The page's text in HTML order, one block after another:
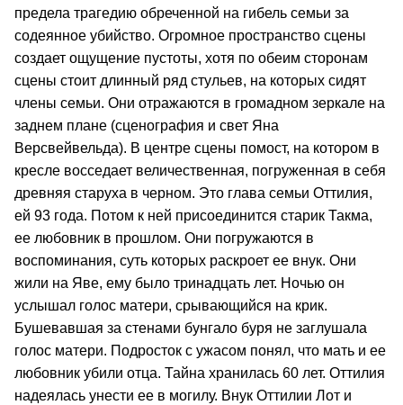
предела трагедию обреченной на гибель семьи за
содеянное убийство. Огромное пространство сцены
создает ощущение пустоты, хотя по обеим сторонам
сцены стоит длинный ряд стульев, на которых сидят
члены семьи. Они отражаются в громадном зеркале на
заднем плане (сценография и свет Яна
Версвейвельда). В центре сцены помост, на котором в
кресле восседает величественная, погруженная в себя
древняя старуха в черном. Это глава семьи Оттилия,
ей 93 года. Потом к ней присоединится старик Такма,
ее любовник в прошлом. Они погружаются в
воспоминания, суть которых раскроет ее внук. Они
жили на Яве, ему было тринадцать лет. Ночью он
услышал голос матери, срывающийся на крик.
Бушевавшая за стенами бунгало буря не заглушала
голос матери. Подросток с ужасом понял, что мать и ее
любовник убили отца. Тайна хранилась 60 лет. Оттилия
надеялась унести ее в могилу. Внук Оттилии Лот и